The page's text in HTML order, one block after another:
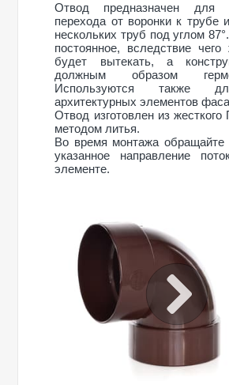
Отвод предназначен для
перехода от воронки к трубе
нескольких труб под углом
постоянное, вследствие
будет вытекать, а
должным образом
Используются также
архитектурных элементов
Отвод изготовлен из
методом литья.
Во время монтажа обращайте
указанное направление
элементе.